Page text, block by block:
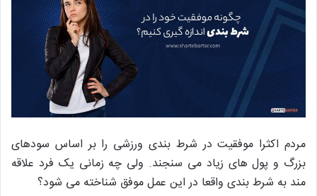
مردم اکثرا موفقیت در شرط بندی ورزشی را بر اساس سودهای
بزرگ و پول های زیاد می سنجند. ولی چه زمانی یک فرد علاقه
مند به شرط بندی واقعا در این عمل موفق شناخته می شود؟